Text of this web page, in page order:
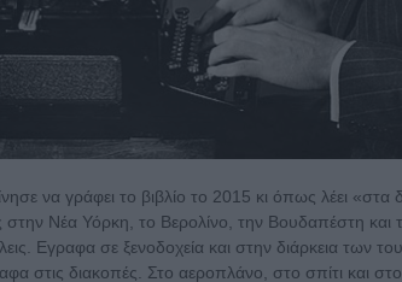
να γράφει το βιβλίο το 2015 κι όπως λέει
στην Νέα Υόρκη, το Βερολίνο, την Βουδαπέστη και
Εγραφα σε ξενοδοχεία και στην διάρκεια των
στις διακοπές. Στο αεροπλάνο, στο σπίτι και